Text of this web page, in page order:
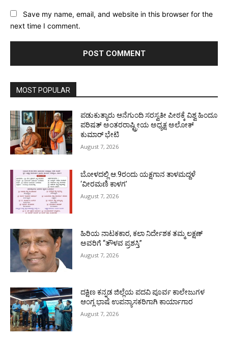
Save my name, email, and website in this browser for the
next time I comment.
MOST POPULAR
ಪಡುಕುತ್ಯಾರು ಆನೆಗುಂದಿ ಸರಸ್ವತೀ ಪೀಠಕ್ಕೆ ವಿಶ್ವ ಹಿಂದೂ
ಪರಿಷತ್ ಅಂತರರಾಷ್ಟ್ರೀಯ ಅಧ್ಯಕ್ಷ ಅಲೋಕ್
ಕುಮಾರ್ ಭೇಟಿ
August 7, 2026
ಬೋಳದಲ್ಲಿ ಆ.9ರಂದು ಯಕ್ಷಗಾನ ತಾಳಮದ್ದಳೆ
‘ವೀರಮಣಿ ಕಾಳಗ’
August 7, 2026
ಹಿರಿಯ ನಾಟಕಕಾರ, ಕಲಾ ನಿರ್ದೇಶಕ ತಮ್ಮ ಲಕ್ಷಣ್
ಅವರಿಗೆ “ತೌಳವ ಪ್ರಶಸ್ತಿ”
August 7, 2026
ದಕ್ಷಿಣ ಕನ್ನಡ ಜಿಲ್ಲೆಯ ಪದವಿ ಪೂರ್ವ ಕಾಲೇಜುಗಳ
ಆಂಗ್ಲ ಭಾಷೆ ಉಪನ್ಯಾಸಕರಿಗಾಗಿ ಕಾರ್ಯಾಗಾರ
August 7, 2026